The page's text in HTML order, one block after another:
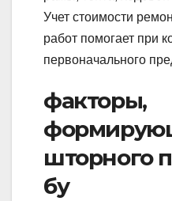
Учет стоимости
работ помогает при
первоначального
факторы,
шторного
бу